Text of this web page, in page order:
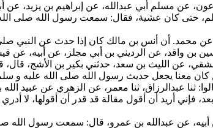
عون، عن مسلم أبي عبدالله، عن إبراهيم بن يزيد،
كان عشية، فقال: سمعت رسول الله صلى الله
عن الليث بن سعد، حدثني بكير بن الأشج،
كان معنا يجعل حديث رسول الله صلى الله عليه
ثنا عبدالرزاق، ثنا معمر، عن الزهري عن عبيد
فإني أريد أن أقول مقالة قد قدر أن أقولها،
أبيه، عن عبدالله بن عمرو، قال: سمعت رسول